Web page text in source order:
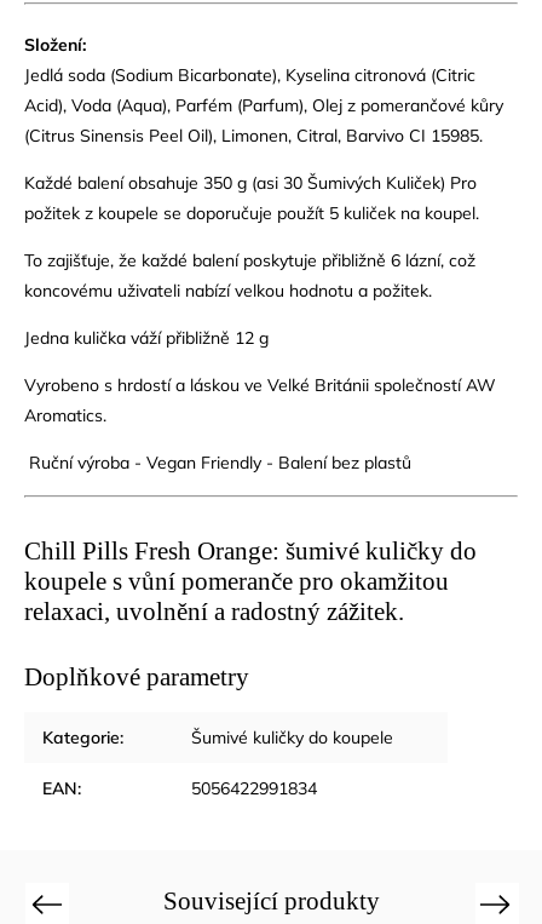
Složení:
Jedlá soda (Sodium Bicarbonate), Kyselina citronová (Citric
Acid), Voda (Aqua), Parfém (Parfum), Olej z pomerančové kůry
(Citrus Sinensis Peel Oil), Limonen, Citral, Barvivo CI 15985.
Každé balení obsahuje 350 g (asi 30 Šumivých Kuliček) Pro
požitek z koupele se doporučuje použít 5 kuliček na koupel.
To zajišťuje, že každé balení poskytuje přibližně 6 lázní, což
koncovému uživateli nabízí velkou hodnotu a požitek.
Jedna kulička váží přibližně 12 g
Vyrobeno s hrdostí a láskou ve Velké Británii společností AW
Aromatics.
Ruční výroba - Vegan Friendly - Balení bez plastů
Chill Pills Fresh Orange: šumivé kuličky do
koupele s vůní pomeranče pro okamžitou
relaxaci, uvolnění a radostný zážitek.
Doplňkové parametry
Kategorie: Šumivé kuličky do koupele
EAN: 5056422991834
Související produkty
Previous Next